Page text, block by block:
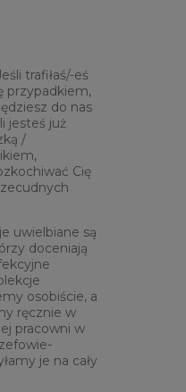
trafiłaś/-eś
przypadkiem,
do nas
jesteś już
/
Cię
uwielbiane są
doceniają
osobiście, a
ręcznie w
pracowni w
je na cały